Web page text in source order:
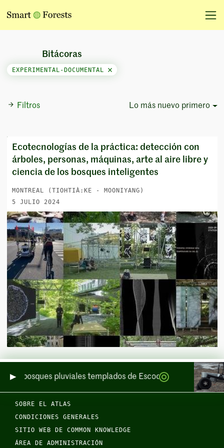
Filtros Lo más nuevo primero
Bitácoras
EXPERIMENTAL-DOCUMENTAL
Ecotecnologías de la práctica: detección con
árboles, personas, máquinas, arte al aire libre y
ciencia de los bosques inteligentes
MONTREAL (TIOHTIÀ:KE - MOONIYANG)
5 JULIO 2024
los bosques pluviales templados de Escocia por mar y por
SOBRE EL ATLAS
CONDICIONES GENERALES
SITIO WEB DE COMMON KNOWLEDGE
ÁREA DE ADMINISTRACIÓN